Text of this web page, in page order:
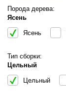
Порода дерева:
Ясень
Ясень
Тип сборки:
Цельный
Цельный